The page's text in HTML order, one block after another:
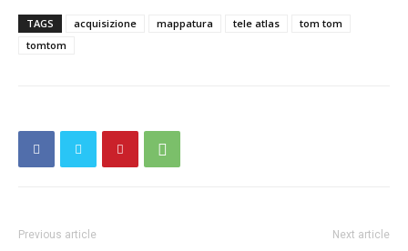
TAGS acquisizione mappatura tele atlas
tom tom
tomtom
Previous article Next article